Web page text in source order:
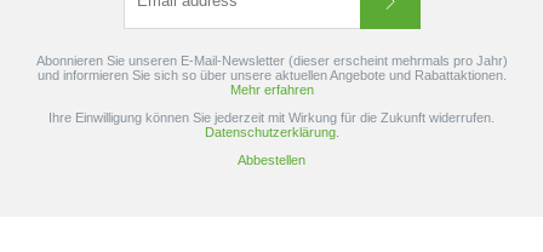
Abonnieren Sie unseren E-Mail-Newsletter (dieser erscheint mehrmals pro Jahr)
und informieren Sie sich so über unsere aktuellen Angebote und Rabattaktionen.
Mehr erfahren
Ihre Einwilligung können Sie jederzeit mit Wirkung für die Zukunft widerrufen.
Datenschutzerklärung.
Abbestellen